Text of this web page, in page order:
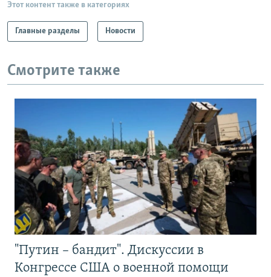
Этот контент также в категориях
Главные разделы Новости
Смотрите также
"Путин – бандит". Дискуссии в
Конгрессе США о военной помощи